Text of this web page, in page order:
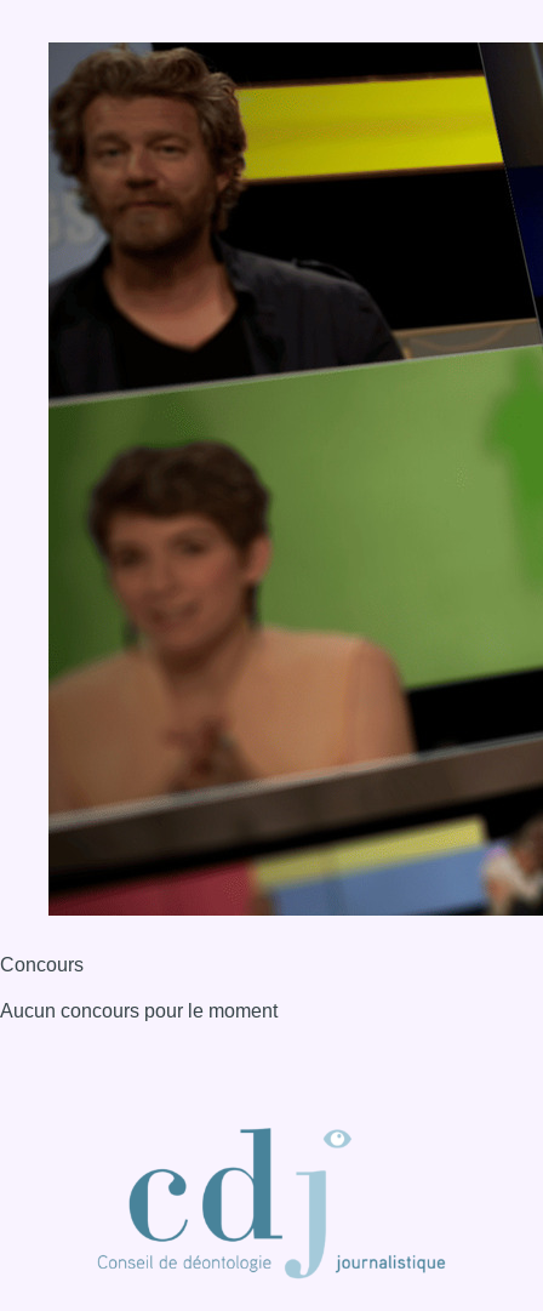
Concours
Aucun concours pour le moment